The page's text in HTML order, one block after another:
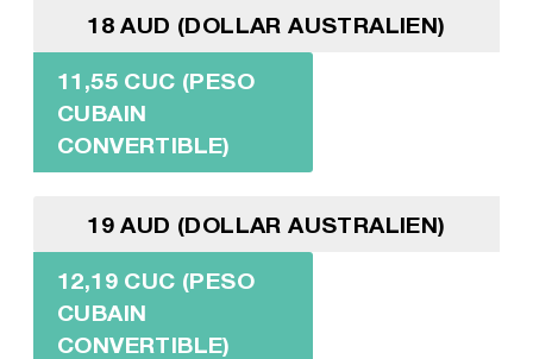
18 AUD (DOLLAR AUSTRALIEN)
11,55 CUC (PESO
CUBAIN
CONVERTIBLE)
19 AUD (DOLLAR AUSTRALIEN)
12,19 CUC (PESO
CUBAIN
CONVERTIBLE)